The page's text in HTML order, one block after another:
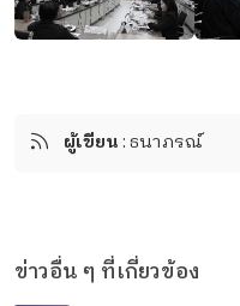
ผู้เขียน: ธนาภรณ์
ข่าวอื่น ๆ ที่เกี่ยวข้อง